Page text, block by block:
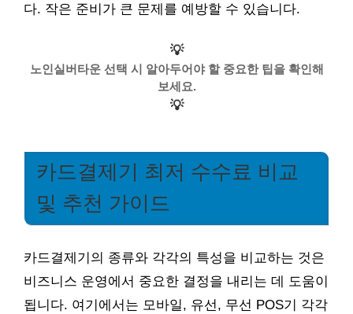
다. 작은 준비가 큰 문제를 예방할 수 있습니다.
💡
노인실버타운 선택 시 알아두어야 할 중요한 팁을 확인해
보세요.
💡
카드결제기 최저 수수료 비교
및 추천 가이드
카드결제기의 종류와 각각의 특성을 비교하는 것은
비즈니스 운영에서 중요한 결정을 내리는 데 도움이
됩니다. 여기에서는 모바일, 유선, 무선 POS기 각각